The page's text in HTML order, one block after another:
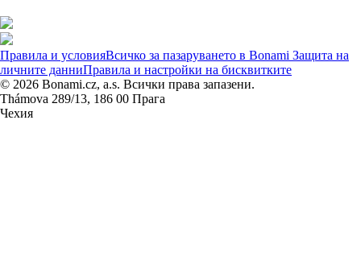
Правила и условияВсичко за пазаруването в Bonami Защита на
личните данниПравила и настройки на бисквитките
© 2026 Bonami.cz, a.s. Всички права запазени.
Thámova 289/13, 186 00 Прага
Чехия